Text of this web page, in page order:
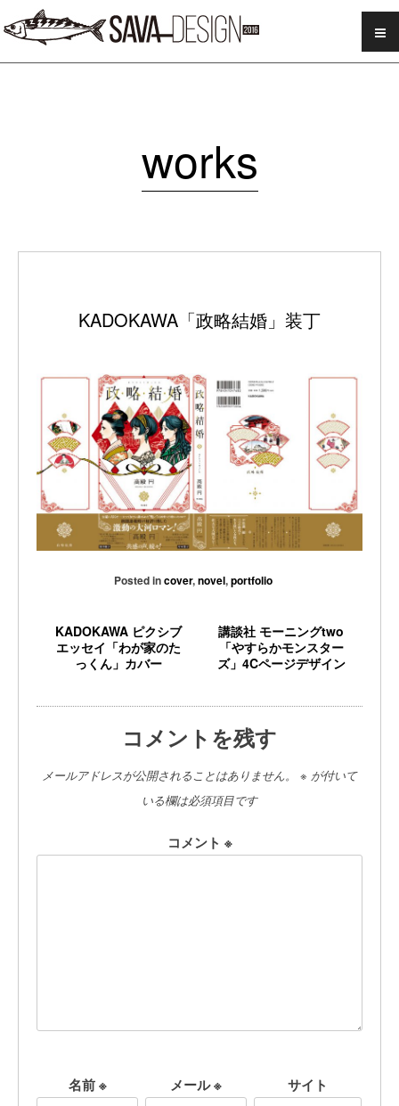
SAVA DESIGN
works
KADOKAWA「政略結婚」装丁
Posted incover,novel,portfolio
KADOKAWA ピクシブ
エッセイ「わが家のた
っくん」カバー
講談社 モーニングtwo
「やすらかモンスター
ズ」4Cページデザイン
コメントを残す
メールアドレスが公開されることはありません。 ※ が付いて
いる欄は必須項目です
コメント ※
名前※ メール※ サイト